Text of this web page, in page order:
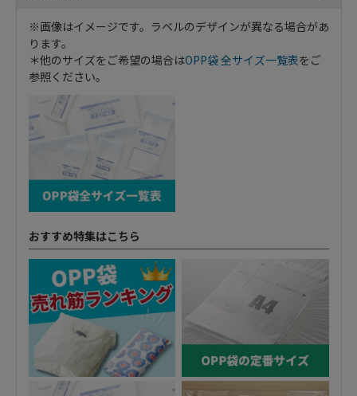
※画像はイメージです。ラベルのデザインが異なる場合があ
ります。
＊他のサイズをご希望の場合はOPP袋 全サイズ一覧表をご
参照ください。
おすすめ特集はこちら